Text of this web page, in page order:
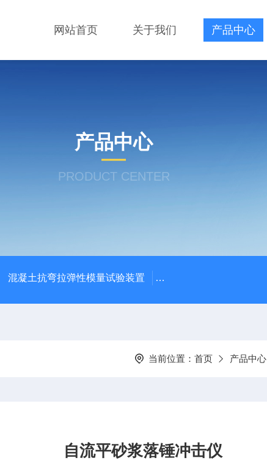
网站首页 关于我们 产品中心
产品中心
PRODUCT CENTER
混凝土抗弯拉弹性模量试验装置 混凝土塌落度试验仪
当前位置： 首页 产品中心
自流平砂浆落锤冲击仪